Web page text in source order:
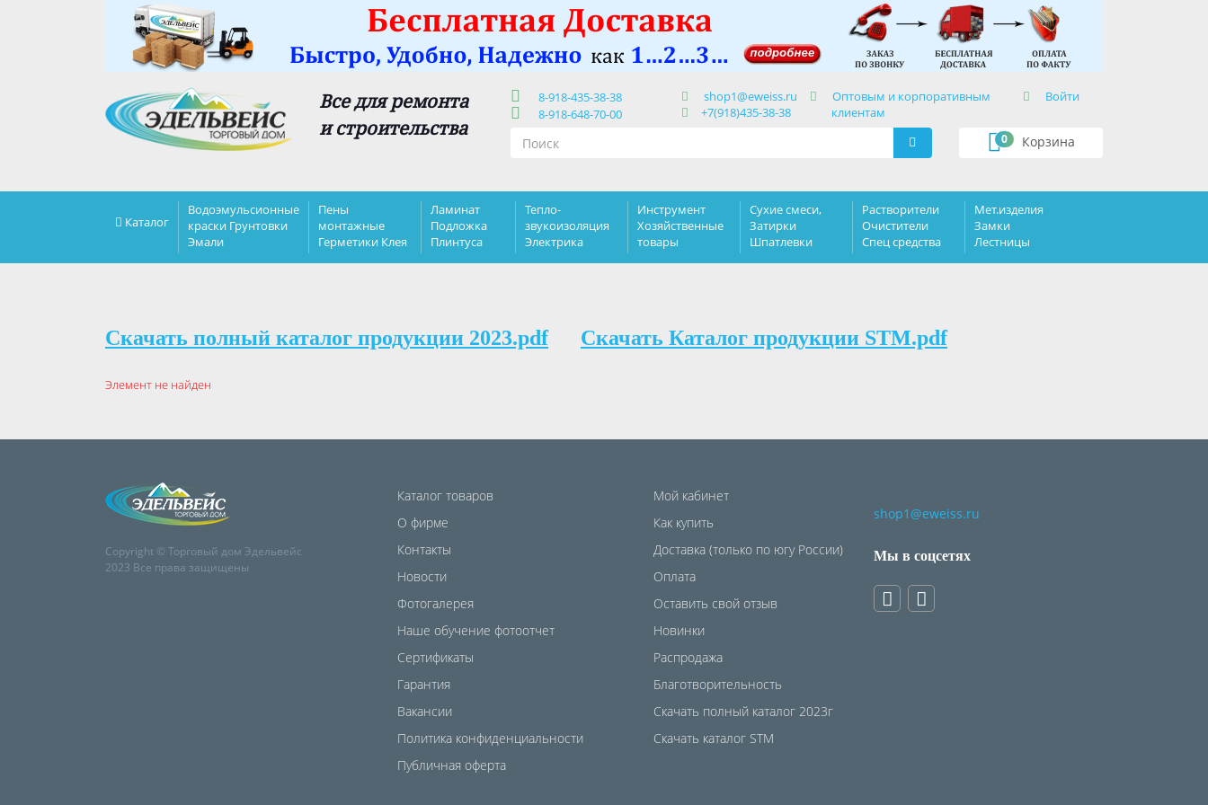
Все для ремонта
и строительства
8-918-435-38-38
8-918-648-70-00
shop1@eweiss.ru
+7(918)435-38-38
Оптовым и корпоративным
клиентам
Войти
Корзина
0
Каталог
Водоэмульсионные
краски Грунтовки
Эмали
Пены
монтажные
Герметики Клея
Ламинат
Подложка
Плинтуса
Тепло-
звукоизоляция
Электрика
Инструмент
Хозяйственные
товары
Сухие смеси,
Затирки
Шпатлевки
Растворители
Очистители
Спец средства
Мет.изделия
Замки
Лестницы
Скачать полный каталог продукции 2023.pdf Скачать Каталог продукции STM.pdf
Элемент не найден
Copyright © Торговый дом Эдельвейс
2023 Все права защищены
Каталог товаров
О фирме
Контакты
Новости
Фотогалерея
Наше обучение фотоотчет
Сертификаты
Гарантия
Вакансии
Политика конфиденциальности
Публичная оферта
Мой кабинет
Как купить
Доставка (только по югу России)
Оплата
Оставить свой отзыв
Новинки
Распродажа
Благотворительность
Скачать полный каталог 2023г
Скачать каталог STM
shop1@eweiss.ru
Мы в соцсетях